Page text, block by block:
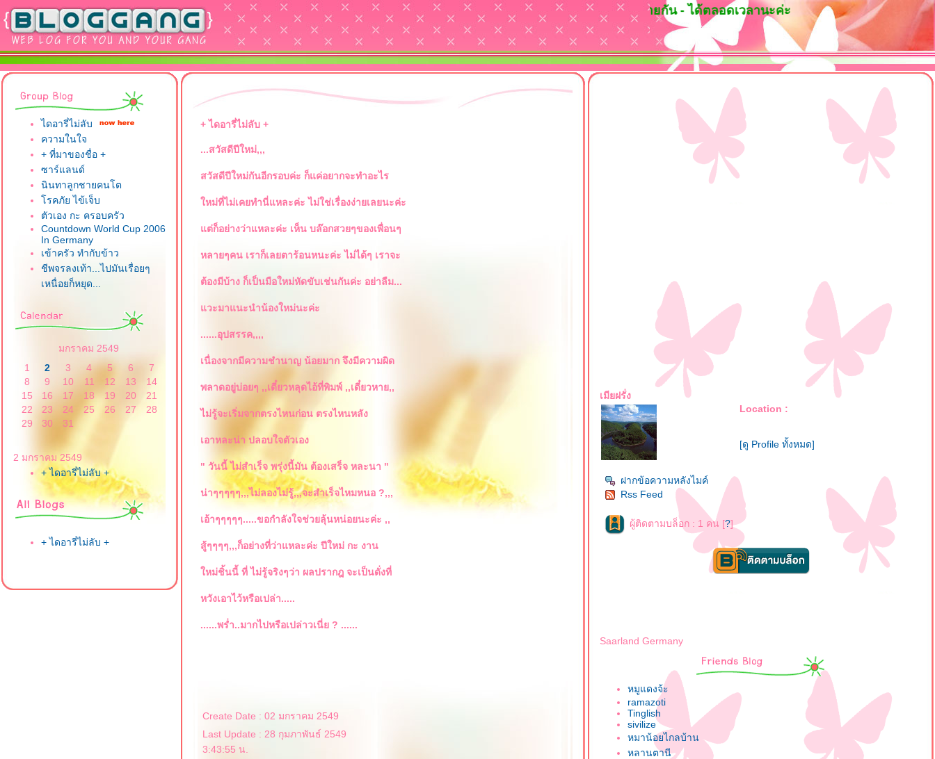
มิตรภาพ ที่ไร้พรมแดน ยินดีต้อนรับ ทุกๆท่าน ที่แวะเข้ามา - ชม - แนะนำ - พูดคุย - ทักทายกัน - ได้ตลอดเวลานะค่ะ
ไดอารี่ไม่ลับ
ความในใจ
+ ที่มาของชื่อ +
ซาร์แลนด์
นินทาลูกชายคนโต
รคภัย ไข้เจ็บ
ตัวเอง กะ ครอบครัว
Countdown World Cup 2006
In Germany
เข้าครัว ทำกับข้าว
ชีพจรลงเท้า...ไปมันเรื่อยๆ
เหนื่อยก็หยุด...
มกราคม 2549
1
2 3 4 5 6
7
8
9 10 11 12 13
14
15
16 17 18 19 20
21
22
23 24 25 26 27
28
29
30 31
2 มกราคม 2549
+ ไดอารี่ไม่ลับ +
+ ไดอารี่ไม่ลับ +
+ ไดอารี่ไม่ลับ +
...สวัสดีปีใหม่,,,
สวัสดีปีใหม่กันอีกรอบค่ะ ก็แค่อยากจะทำอะไร
หม่ที่ไม่เคยทำนี่แหละค่ะ ไม่ใช่เรื่องง่ายเลยนะค่ะ
ต่ก็อย่างว่าแหละค่ะ เห็น บล๊อกสวยๆของเพื่อนๆ
หลายๆคน เราก็เลยตาร้อนหนะค่ะ ไม่ได้ๆ เราจะ
ต้องมีบ้าง ก็เป็นมือใหม่หัดขับเช่นกันค่ะ อย่าลืม...
วะมาแนะนำน้องใหม่นะค่ะ
......อุปสรรค,,,,
เนื่องจากมีความชำนาญ น้อยมาก จึงมีความผิด
พลาดอยู่บ่อยๆ ,,เดี๋ยวหลุดไอ้ที่พิมพ์ ,,เดี๋ยวหาย,,
ไม่รู้จะเริ่มจากตรงไหนก่อน ตรงไหนหลัง
เอาหละน่า ปลอบใจตัวเอง
" วันนี้ ไม่สำเร็จ พรุ่งนี้มัน ต้องเสร็จ หละนา "
น่าๆๆๆๆๆ,,,ไม่ลองไม่รู้,,,จะสำเร็จไหมหนอ ?,,,
เอ้าๆๆๆๆๆ.....ขอกำลังใจช่วยลุ้นหน่อยนะค่ะ ,,
สู้ๆๆๆๆ,,,ก็อย่างที่ว่าแหละค่ะ ปีใหม่ กะ งาน
หม่ชิ้นนี้ ที่ ไม่รู้จริงๆว่า ผลปรากฎ จะเป็นดั่งที่
หวังเอาไว้หรือเปล่า.....
......พร่ำ..มากไปหรือเปล่าวเนี่ย ? ......
Create Date : 02 มกราคม 2549
Last Update : 28 กุมภาพันธ์ 2549
3:43:55 น.
เมียฝรั่ง
Location :
[ดู Profile ทั้งหมด]
ฝากข้อความหลังไมค์
Rss Feed
ผู้ติดตามบล็อก : 1 คน [?]
Saarland Germany
หมูแดงจ้ะ
ramazoti
Tinglish
sivilize
หมาน้อยไกลบ้าน
หลานตานี